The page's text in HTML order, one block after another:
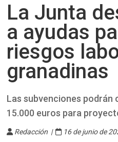
La Junta
a ayudas
riesgos
granadinas
Las subvenciones podrán
15.000 euros para
Redacción | 16 de junio de